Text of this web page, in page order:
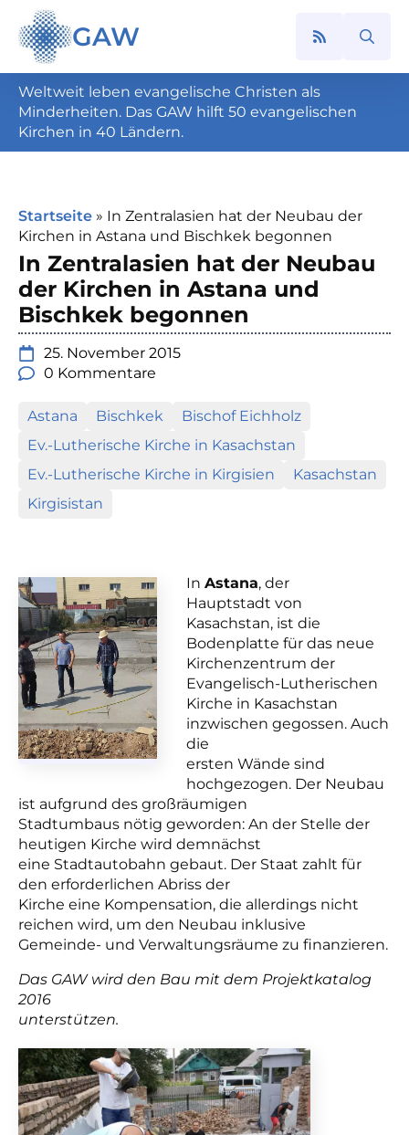
GAW
Search
Weltweit leben evangelische Christen als
Minderheiten. Das GAW hilft 50 evangelischen
Kirchen in 40 Ländern.
Startseite » In Zentralasien hat der Neubau der
Kirchen in Astana und Bischkek begonnen
In Zentralasien hat der Neubau
der Kirchen in Astana und
Bischkek begonnen
25. November 2015
0 Kommentare
Astana Bischkek
Bischof Eichholz
Ev.-Lutherische Kirche in Kasachstan
Ev.-Lutherische Kirche in Kirgisien
Kasachstan
Kirgisistan
In Astana, der
Hauptstadt von
Kasachstan, ist die
Bodenplatte für das neue
Kirchenzentrum der
Evangelisch-Lutherischen
Kirche in Kasachstan
inzwischen gegossen. Auch
die
ersten Wände sind
hochgezogen. Der Neubau
ist aufgrund des großräumigen
Stadtumbaus nötig geworden: An der Stelle der
heutigen Kirche wird demnächst
eine Stadtautobahn gebaut. Der Staat zahlt für
den erforderlichen Abriss der
Kirche eine Kompensation, die allerdings nicht
reichen wird, um den Neubau inklusive
Gemeinde- und Verwaltungsräume zu finanzieren.
Das GAW wird den Bau mit dem Projektkatalog
2016
unterstützen.